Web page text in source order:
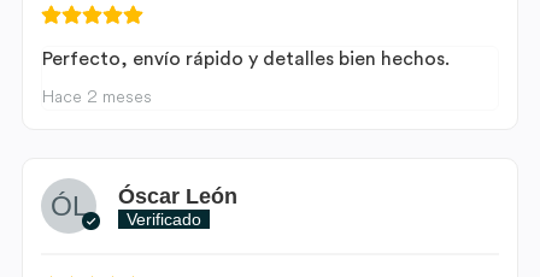
Perfecto, envío rápido y detalles bien hechos.
Hace 2 meses
Óscar León
Verificado